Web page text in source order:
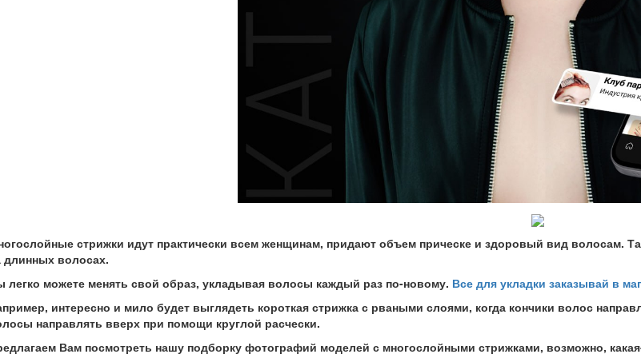
стрижки идут практически всем женщинам, придают объем прическе и здоровый вид волосам.
длинных волосах.
легко можете менять свой образ, укладывая волосы каждый раз по-новому. Все для укладки заказывай в
интересно и мило будет выглядеть короткая стрижка с рваными слоями, когда кончики волос
направлять вверх при помощи круглой расчески.
Вам посмотреть нашу подборку фотографий моделей с многослойными стрижками, возможно,